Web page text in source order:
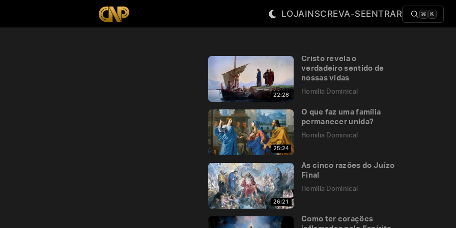
LOJAINSCREVA-SEENTRAR ⌘ K
22:28
Cristo revela o
verdadeiro sentido de
nossas vidas
Homilia Dominical
25:24
O que faz uma família
permanecer unida?
Homilia Dominical
26:21
As cinco razões do Juízo
Final
Homilia Dominical
Como ter corações